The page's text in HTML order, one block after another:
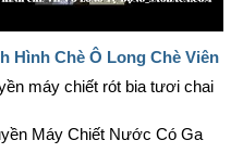
Hình Chè Ô Long Chè Viên
máy chiết rót bia tươi chai
Máy Chiết Nước Có Ga